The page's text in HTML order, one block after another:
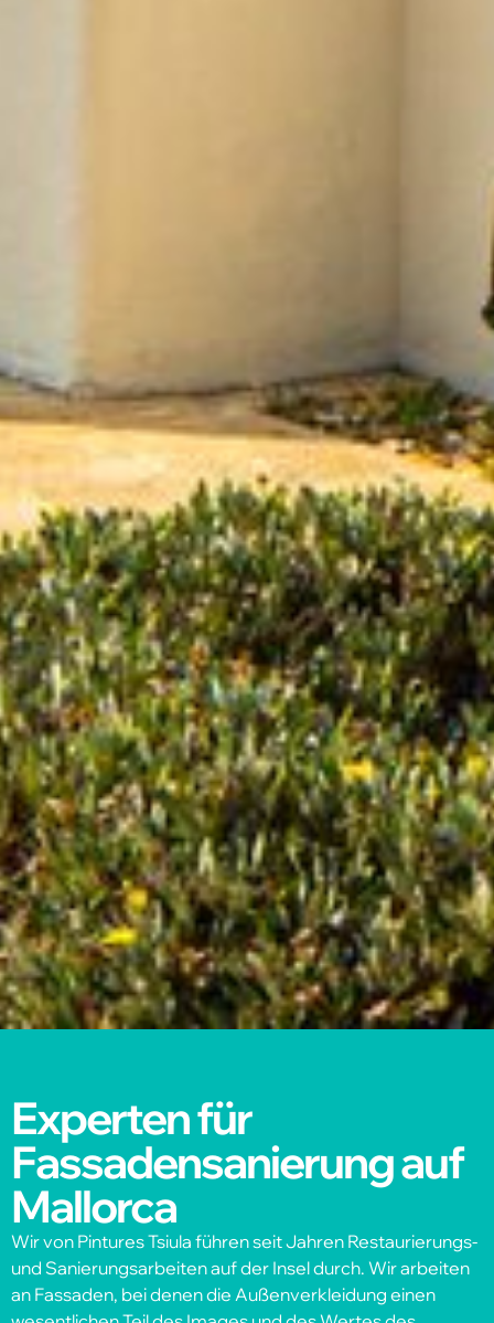
Experten für
Fassadensanierung auf
Mallorca
Wir von Pintures Tsiula führen seit Jahren Restaurierungs-
und Sanierungsarbeiten auf der Insel durch. Wir arbeiten
an Fassaden, bei denen die Außenverkleidung einen